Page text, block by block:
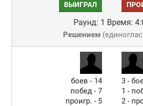
ВЫИГРАЛ
Раунд: 1 Время:
Решением(
боев - 14
побед - 7
проигр. - 5
3 -
1 -
2 -